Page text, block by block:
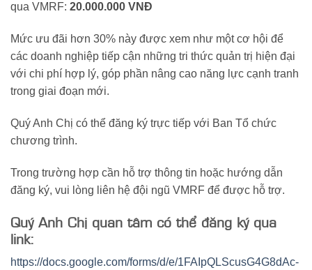
qua VMRF: 20.000.000 VNĐ
Mức ưu đãi hơn 30% này được xem như một cơ hội để
các doanh nghiệp tiếp cận những tri thức quản trị hiện đại
với chi phí hợp lý, góp phần nâng cao năng lực cạnh tranh
trong giai đoạn mới.
Quý Anh Chị có thể đăng ký trực tiếp với Ban Tổ chức
chương trình.
Trong trường hợp cần hỗ trợ thông tin hoặc hướng dẫn
đăng ký, vui lòng liên hệ đội ngũ VMRF để được hỗ trợ.
Quý Anh Chị quan tâm có thể đăng ký qua
link:
https://docs.google.com/forms/d/e/1FAIpQLScusG4G8dAc-